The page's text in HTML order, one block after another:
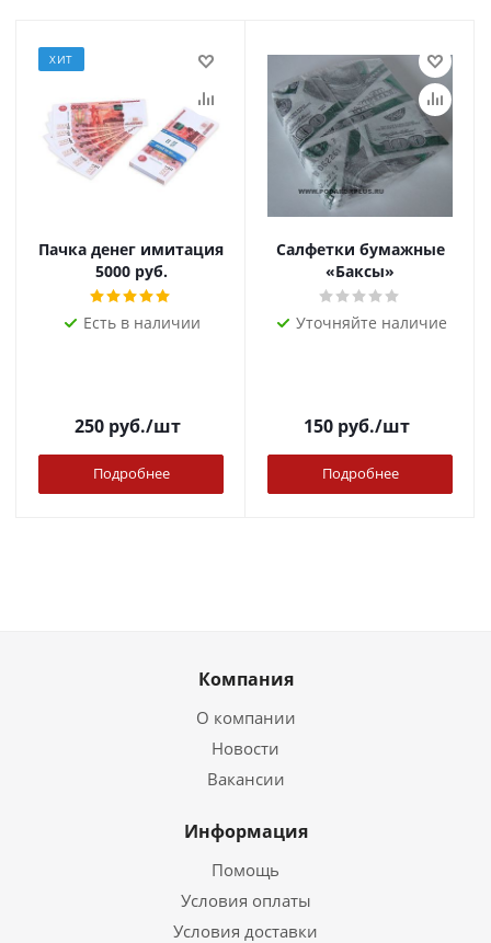
ХИТ
Пачка денег имитация
5000 руб.
Есть в наличии
250руб./шт
Подробнее
Салфетки бумажные
«Баксы»
Уточняйте наличие
150руб./шт
Подробнее
Компания
О компании
Новости
Вакансии
Информация
Помощь
Условия оплаты
Условия доставки